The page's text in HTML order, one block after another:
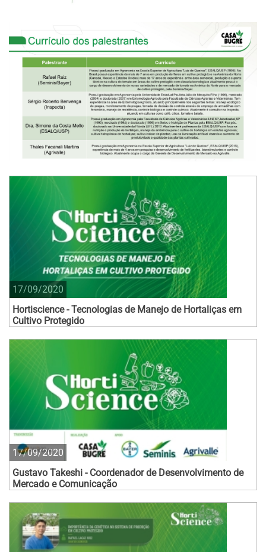
17/09/2020
Hortiscience - Tecnologias de Manejo de Hortaliças em
Cultivo Protegido
17/09/2020
Gustavo Takeshi - Coordenador de Desenvolvimento de
Mercado e Comunicação